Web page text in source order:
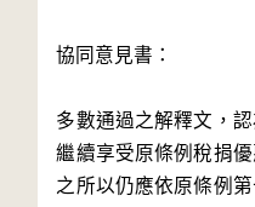
協同意見書：
多數通過之解釋文，
繼續享受原條例稅捐
之所以仍應依原條例